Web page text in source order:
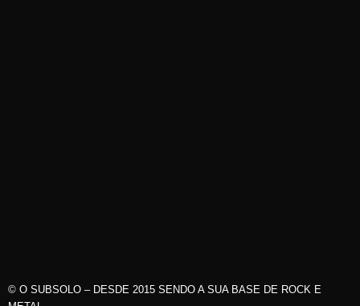
© O SUBSOLO – DESDE 2015 SENDO A SUA BASE DE ROCK E